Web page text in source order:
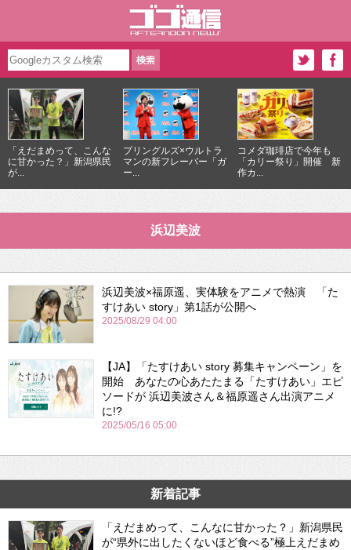
「えだまめって、こんな
に甘かった？」新潟県民
が...
プリングルズ×ウルトラ
マンの新フレーバー「ガ
ー...
コメダ珈琲店で今年も
「カリー祭り」開催 新
作カ...
浜辺美波
浜辺美波×福原遥、実体験をアニメで熱演 「た
すけあい story」第1話が公開へ
2025/08/29 04:00
【JA】「たすけあい story 募集キャンペーン」を
開始 あなたの心あたたまる「たすけあい」エピ
ソードが 浜辺美波さん＆福原遥さん出演アニメ
に!?
2025/05/16 05:00
新着記事
「えだまめって、こんなに甘かった？」新潟県民
が“県外に出したくないほど食べる”極上えだまめ